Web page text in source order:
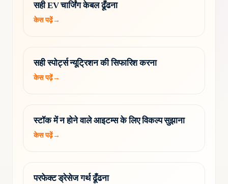
सही EV चार्जिंग केबल ढूँढना
केस पढ़ें→
सही स्पोर्ट्स न्यूट्रिशन की सिफारिश करना
केस पढ़ें→
स्टॉक में न होने वाले आइटम्स के लिए विकल्प सुझाना
केस पढ़ें→
परफेक्ट ड्रेसेज गर्थ ढूँढना